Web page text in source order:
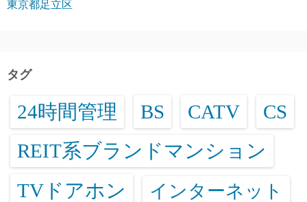
東京都足立区
タグ
24時間管理 BS CATV CS
REIT系ブランドマンション
TVドアホン インターネット